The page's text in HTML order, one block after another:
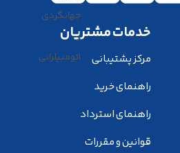
خدمات مشتریان
مرکز پشتیبانی
راهنمای خرید
راهنمای استرداد
قوانین و مقررات